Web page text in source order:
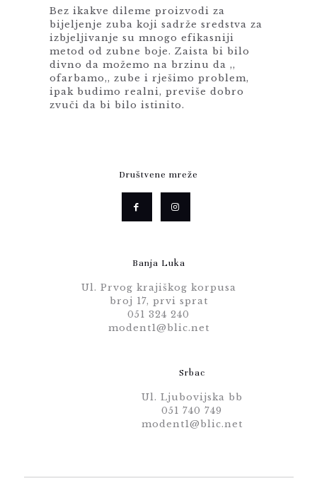
Bez ikakve dileme proizvodi za
bijeljenje zuba koji sadrže sredstva za
izbjeljivanje su mnogo efikasniji
metod od zubne boje. Zaista bi bilo
divno da možemo na brzinu da ,,
ofarbamo,, zube i rješimo problem,
ipak budimo realni, previše dobro
zvuči da bi bilo istinito.
Društvene mreže
Banja Luka
Ul. Prvog krajiškog korpusa
broj 17, prvi sprat
051 324 240
modent1@blic.net
Srbac
Ul. Ljubovijska bb
051 740 749
modent1@blic.net